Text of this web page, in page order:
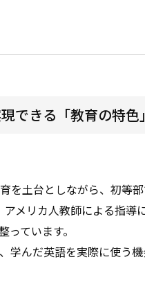
できる「教育の特色」
を土台としながら、初等
メリカ人教師による指導
ています。
学んだ英語を実際に使う